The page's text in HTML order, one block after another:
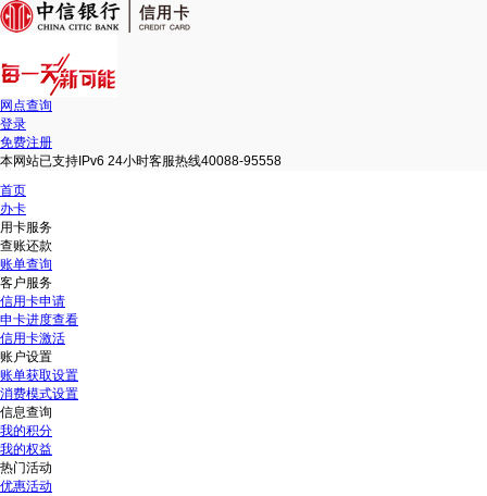
网点查询
登录
免费注册
本网站已支持IPv6 24小时客服热线40088-95558
首页
办卡
用卡服务
查账还款
账单查询
客户服务
信用卡申请
申卡进度查看
信用卡激活
账户设置
账单获取设置
消费模式设置
信息查询
我的积分
我的权益
热门活动
优惠活动